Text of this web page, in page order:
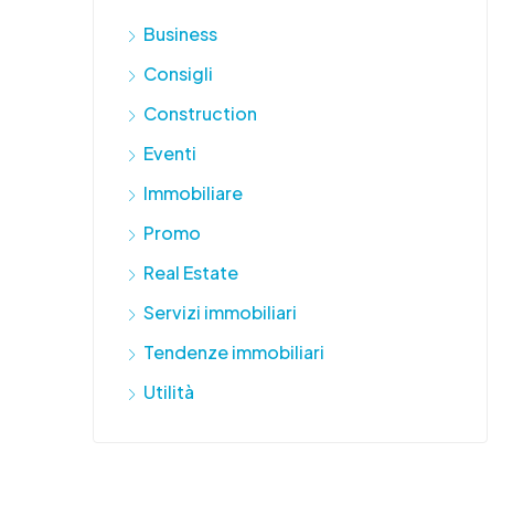
Business
Consigli
Construction
Eventi
Immobiliare
Promo
Real Estate
Servizi immobiliari
Tendenze immobiliari
Utilità